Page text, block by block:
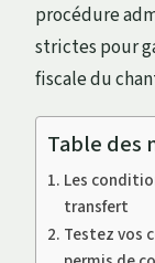
procédure
strictes pour
fiscale du
Table des
Les
transfert
Testez vos